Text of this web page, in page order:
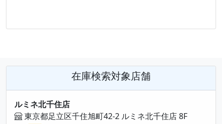
在庫検索対象店舗
ルミネ北千住店
東京都足立区千住旭町42-2 ルミネ北千住店 8F